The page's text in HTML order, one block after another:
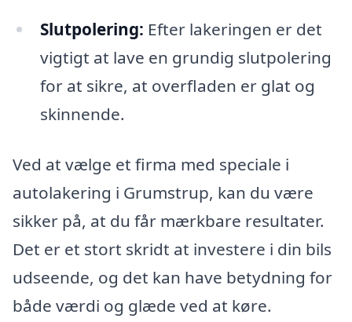
Slutpolering: Efter lakeringen er det
vigtigt at lave en grundig slutpolering
for at sikre, at overfladen er glat og
skinnende.
Ved at vælge et firma med speciale i
autolakering i Grumstrup, kan du være
sikker på, at du får mærkbare resultater.
Det er et stort skridt at investere i din bils
udseende, og det kan have betydning for
både værdi og glæde ved at køre.